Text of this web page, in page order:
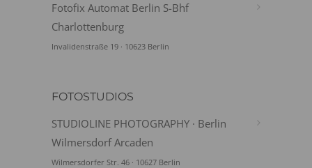
Fotofix Automat Berlin S-Bhf
Charlottenburg
Invalidenstraße 19 · 10623 Berlin
FOTOSTUDIOS
STUDIOLINE PHOTOGRAPHY · Berlin
Wilmersdorf Arcaden
Wilmersdorfer Str. 46 · 10627 Berlin